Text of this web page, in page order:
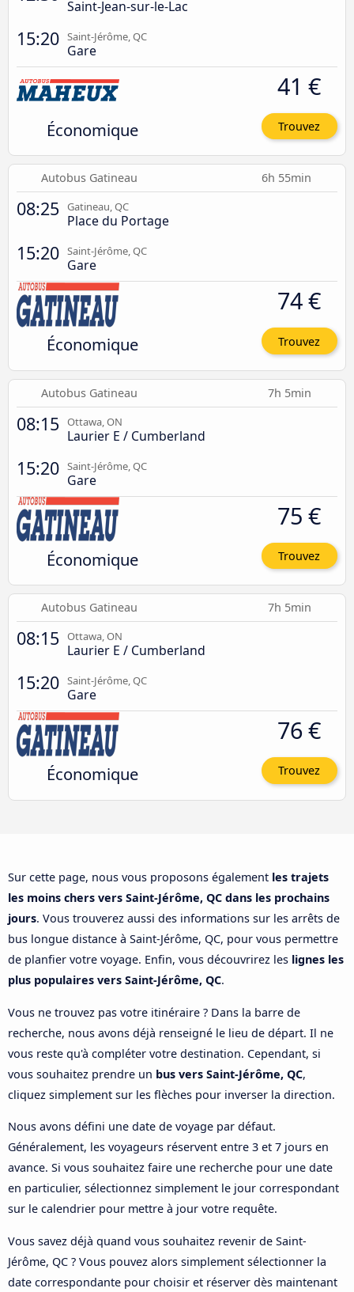
Saint-Jean-sur-le-Lac
15:20 Saint-Jérôme, QC
Gare
Économique
41 €
Trouvez
Autobus Gatineau 6h 55min
08:25 Gatineau, QC
Place du Portage
15:20 Saint-Jérôme, QC
Gare
Économique
74 €
Trouvez
Autobus Gatineau 7h 5min
08:15 Ottawa, ON
Laurier E / Cumberland
15:20 Saint-Jérôme, QC
Gare
Économique
75 €
Trouvez
Autobus Gatineau 7h 5min
08:15 Ottawa, ON
Laurier E / Cumberland
15:20 Saint-Jérôme, QC
Gare
Économique
76 €
Trouvez
Sur cette page, nous vous proposons également les trajets
les moins chers vers Saint-Jérôme, QC dans les prochains
jours. Vous trouverez aussi des informations sur les arrêts de
bus longue distance à Saint-Jérôme, QC, pour vous permettre
de planfier votre voyage. Enfin, vous découvrirez les lignes les
plus populaires vers Saint-Jérôme, QC.
Vous ne trouvez pas votre itinéraire ? Dans la barre de
recherche, nous avons déjà renseigné le lieu de départ. Il ne
vous reste qu'à compléter votre destination. Cependant, si
vous souhaitez prendre un bus vers Saint-Jérôme, QC,
cliquez simplement sur les flèches pour inverser la direction.
Nous avons défini une date de voyage par défaut.
Généralement, les voyageurs réservent entre 3 et 7 jours en
avance. Si vous souhaitez faire une recherche pour une date
en particulier, sélectionnez simplement le jour correspondant
sur le calendrier pour mettre à jour votre requête.
Vous savez déjà quand vous souhaitez revenir de Saint-
Jérôme, QC ? Vous pouvez alors simplement sélectionner la
date correspondante pour choisir et réserver dès maintenant